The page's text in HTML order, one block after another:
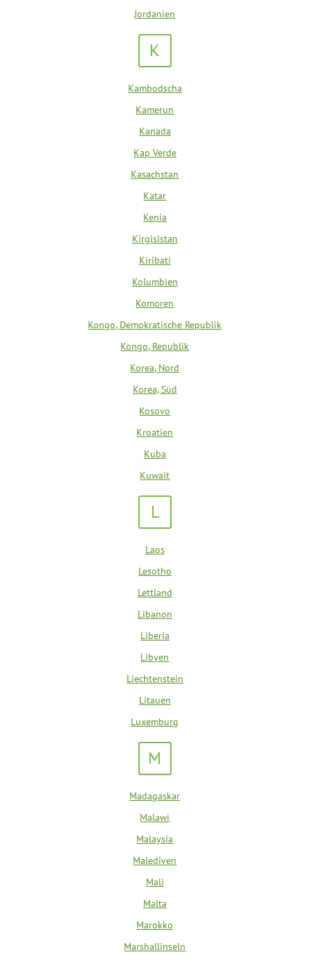
Jordanien
K
Kambodscha
Kamerun
Kanada
Kap Verde
Kasachstan
Katar
Kenia
Kirgisistan
Kiribati
Kolumbien
Komoren
Kongo, Demokratische Republik
Kongo, Republik
Korea, Nord
Korea, Süd
Kosovo
Kroatien
Kuba
Kuwait
L
Laos
Lesotho
Lettland
Libanon
Liberia
Libyen
Liechtenstein
Litauen
Luxemburg
M
Madagaskar
Malawi
Malaysia
Malediven
Mali
Malta
Marokko
Marshallinseln